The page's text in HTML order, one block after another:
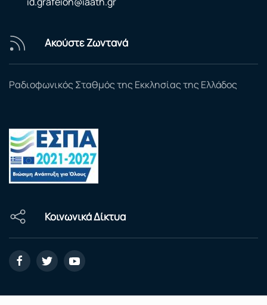
Ακούστε Ζωντανά
Ραδιοφωνικός Σταθμός της Εκκλησίας της Ελλάδος
Κοινωνικά Δίκτυα